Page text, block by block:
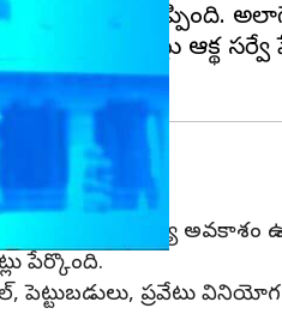
విషయమని చెప్పింది.
ఆర్థిక
ఒత్తిడికి గురయ్యే
పేర్కొంది.
ప్రవేటు